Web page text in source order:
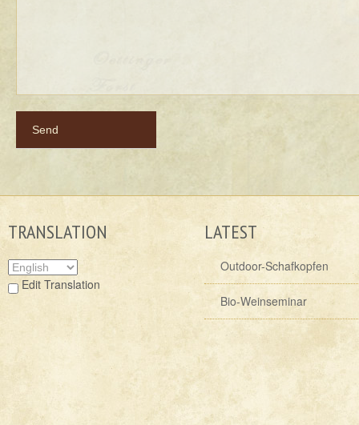
TRANSLATION
Edit Translation
LATEST
Outdoor-Schafkopfen
Bio-Weinseminar